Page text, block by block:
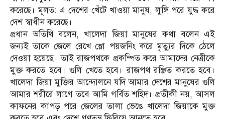
করেছে। মূলত: এ দেশের খেঁটে খাওয়া মানুষ, লুঙ্গি পরে যুদ্ধ করে
দেশ স্বাধীন করেছে।
প্রধান অতিথি বলেন, খালেদা জিয়া মানুষের কথা বলেন এই
জন্যই তাকে জেলে রেখে স্লো পয়জনিং করে মৃত্যুর দিকে ঠেলে
দেওয়া হয়েছে। তাই রাজপথকে প্রকম্পিত করে আমাদের নেত্রীকে
মুক্ত করতে হবে। গুলি খেতে হবে। রাজপথ রঞ্জিত করতে হবে।
খালেদা জিয়া মুক্তির আন্দোলনে যদি আমার দেশের মানুষের গুলি
আমার শরীরে লাগে তবে আমি গর্বিত শহিদ। প্রতীকী নয়, আসল
কাফনের কাপড় পরে জেলের তালা ভেঙে খালেদা জিয়াকে মুক্ত